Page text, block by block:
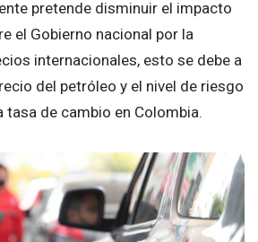
pretende disminuir el impacto
el Gobierno nacional por la
internacionales, esto se debe a
del petróleo y el nivel de riesgo
tasa de cambio en Colombia.